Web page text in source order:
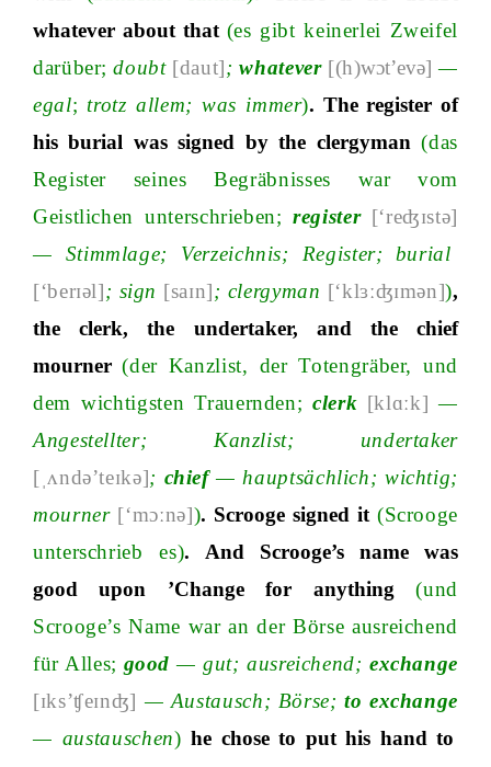
whatever about that (es gibt keinerlei Zweifel
darüber; doubt [daut];whatever [(h)wɔt’evə] —
egal; trotz allem; was immer). The register of
his burial was signed by the clergyman(das
Register seines Begräbnisses war vom
Geistlichen unterschrieben; register [‘reʤɪstə]
— Stimmlage; Verzeichnis; Register;
burial
[‘berɪəl]; sign [saɪn]; clergyman [‘klɜːʤɪmən]),
the clerk, the undertaker, and the chief
mourner(der Kanzlist, der Totengräber, und
dem wichtigsten Trauernden; clerk [klɑːk] —
Angestellter; Kanzlist;
undertaker
[ˌʌndə’teɪkə]; chief— hauptsächlich; wichtig;
mourner [‘mɔːnə]). Scrooge signed it (Scrooge
unterschrieb es). And Scrooge’s name was
good upon ’Change for anything(und
Scrooge’s Name war an der Börse ausreichend
für Alles; good — gut; ausreichend; exchange
[ɪks’ʧeɪnʤ] — Austausch; Börse;to exchange
— austauschen) he chose to put his hand to